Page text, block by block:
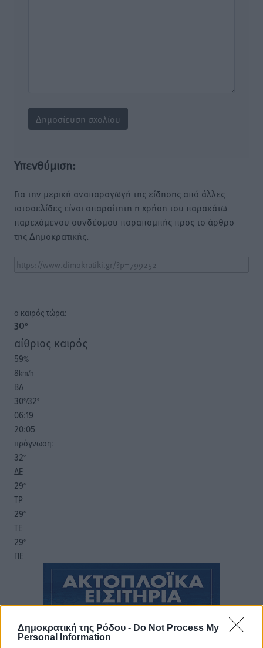
Δημοκρατική της Ρόδου - Do Not Process My
Personal Information
Υπενθύμιση:
Για την μερική αναπαραγωγή της είδησης από άλλες
ιστοσελίδες είναι απαραίτητη η χρήση του παρακάτω
παρεχόμενου συνδέσμου παραπομπής προς το άρθρο
της Δημοκρατικής.
o καιρός τώρα:
30°
αίθριος καιρός
59%
8km/h
ΒΔ
30°/32°
06:19
20:05
πρόγνωση:
32°
ΔΕ
29°
ΤΡ
29°
ΤΕ
29°
ΠΕ